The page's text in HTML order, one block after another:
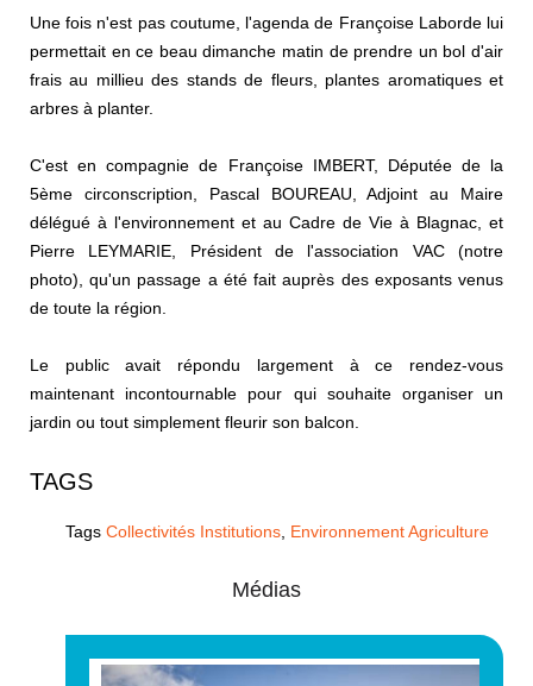
Une fois n'est pas coutume, l'agenda de Françoise Laborde lui
permettait en ce beau dimanche matin de prendre un bol d'air
frais au millieu des stands de fleurs, plantes aromatiques et
arbres à planter.
C'est en compagnie de Françoise IMBERT, Députée de la
5ème circonscription, Pascal BOUREAU, Adjoint au Maire
délégué à l'environnement et au Cadre de Vie à Blagnac, et
Pierre LEYMARIE, Président de l'association VAC (notre
photo), qu'un passage a été fait auprès des exposants venus
de toute la région.
Le public avait répondu largement à ce rendez-vous
maintenant incontournable pour qui souhaite organiser un
jardin ou tout simplement fleurir son balcon.
TAGS
Tags Collectivités Institutions, Environnement Agriculture
Médias